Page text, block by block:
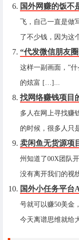
国外网赚的饭不
飞，自己一直是做
了不少钱，因为这
“代发微信朋友
这样一副画面，”
的炫富 […]...
找网络赚钱项目
多人在网上寻找赚
的时候，很多人只
卖闲鱼无货源项
州知道了00X团队
没有离开我们的视
国外小任务平台
号就可以赚50美金
今天离谱思维就给